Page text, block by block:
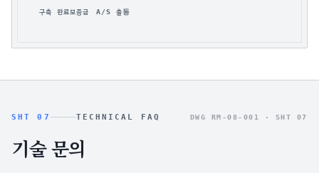
구축 완료보증금 A/S 출동
SHT 07 TECHNICAL FAQ DWG RM-08-001 · SHT 07
기술 문의